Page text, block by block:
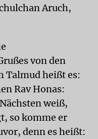
Aruch,
von den
Talmud heißt es:
Rav Honas:
weiß,
so komme er
denn es heißt: